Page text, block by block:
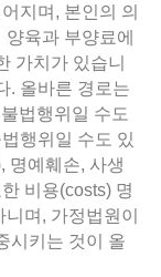
지며, 본인의 의
육과 부양료에
가치가 있습니
. 올바른 경로는
법행위일 수도
행위일 수도 있
명예훼손, 사생
비용(costs) 명
며, 가정법원이
시키는 것이 올